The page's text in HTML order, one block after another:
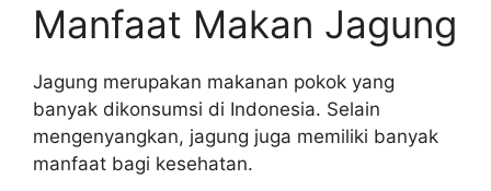
Manfaat Makan Jagung
Jagung merupakan makanan pokok yang
banyak dikonsumsi di Indonesia. Selain
mengenyangkan, jagung juga memiliki banyak
manfaat bagi kesehatan.